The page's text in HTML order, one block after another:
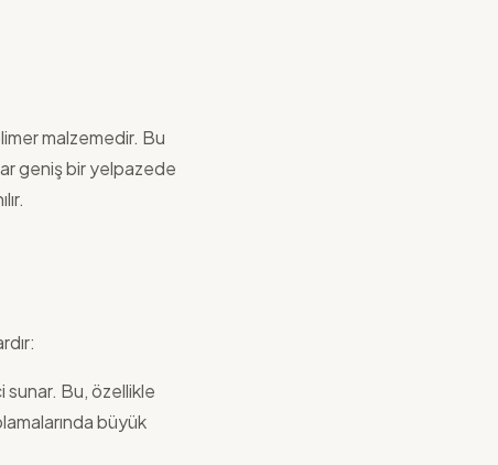
malzemedir. Bu
geniş bir yelpazede
Bu, özellikle
büyük